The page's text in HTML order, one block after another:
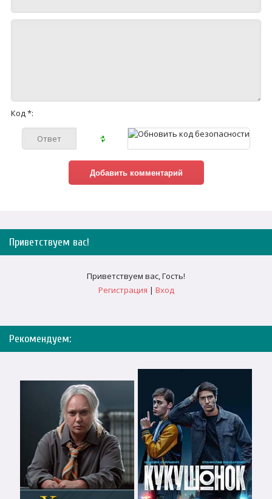
Код *:
Приветствуем вас!
Приветствуем вас,Гость!
Регистрация | Вход
Рекомендуем: